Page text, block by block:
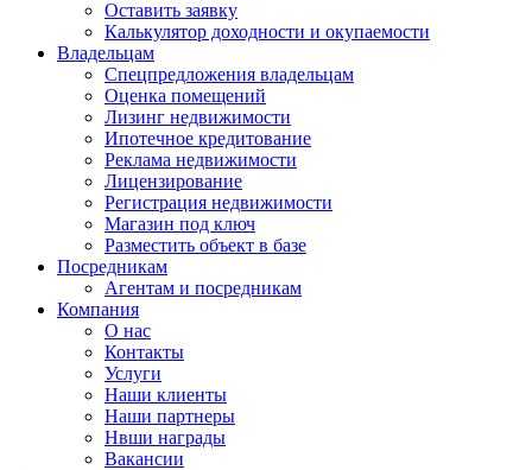
Оставить заявку
Калькулятор доходности и окупаемости
Владельцам
Спецпредложения владельцам
Оценка помещений
Лизинг недвижимости
Ипотечное кредитование
Реклама недвижимости
Лицензирование
Регистрация недвижимости
Магазин под ключ
Разместить объект в базе
Посредникам
Агентам и посредникам
Компания
О нас
Контакты
Услуги
Наши клиенты
Наши партнеры
Нвши награды
Вакансии